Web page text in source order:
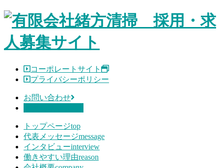
Skip
content
コーポレートサイト
プライバシーポリシー
お問い合わせ
トップページtop
代表メッセージmessage
インタビューinterview
働きやすい理由reason